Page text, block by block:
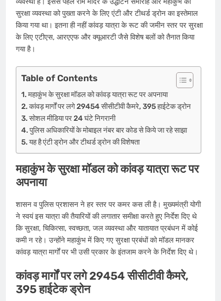
सुरक्षा व्यवस्था को पुख्ता करने के लिए एंटी और टीथर्ड ड्रोन का इस्तेमाल
किया गया था। इतना ही नहीं कांवड़ यात्रा के रूट की जमीन स्तर पर सुरक्षा
के लिए एटीएस, आरएएफ और क्यूआरटी जैसे विशेष बलों को तैनात किया
गया है।
Table of Contents
महाकुंभ के सुरक्षा मॉडल को कांवड़ यात्रा रूट पर अपनाया
कांवड़ मार्गों पर लगे 29454 सीसीटीवी कैमरे, 395 हाईटेक ड्रोन
सोशल मीडिया पर 24 घंटे निगरानी
पुलिस अधिकारियों के मोबाइल नंबर बार कोड से किये जा रहे साझा
यह है एंटी ड्रोन और टीथर्ड ड्रोन की विशेषता
महाकुंभ के सुरक्षा मॉडल को कांवड़ यात्रा रूट पर
अपनाया
शासन व पुलिस प्रशासन ने हर स्तर पर कमर कस ली है। मुख्यमंत्री योगी
ने स्वयं इस यात्रा की तैयारियों की लगातार समीक्षा करते हुए निर्देश दिए थे
कि सुरक्षा, चिकित्सा, स्वच्छता, जल व्यवस्था और यातायात प्रबंधन में कोई
कमी न रहे। उन्होंने महाकुंभ में किए गए सुरक्षा प्रबंधों को मॉडल मानकर
कांवड़ यात्रा मार्गों पर भी उसी प्रकार के इंतजाम करने के निर्देश दिए थे।
कांवड़ मार्गों पर लगे 29454 सीसीटीवी कैमरे,
395 हाईटेक ड्रोन